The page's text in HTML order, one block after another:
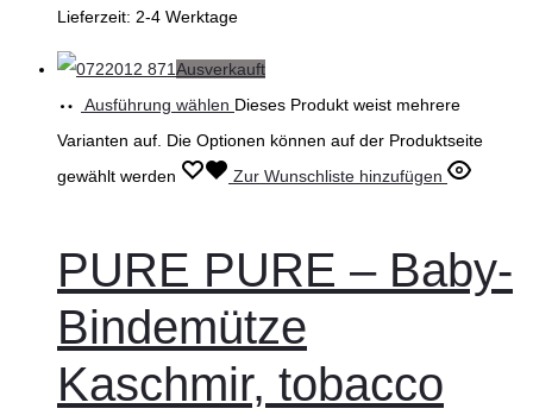
Lieferzeit: 2-4 Werktage
Ausverkauft
Ausführung wählen Dieses Produkt weist mehrere
Varianten auf. Die Optionen können auf der Produktseite
gewählt werden
Zur Wunschliste hinzufügen
PURE PURE – Baby-
Bindemütze
Kaschmir, tobacco